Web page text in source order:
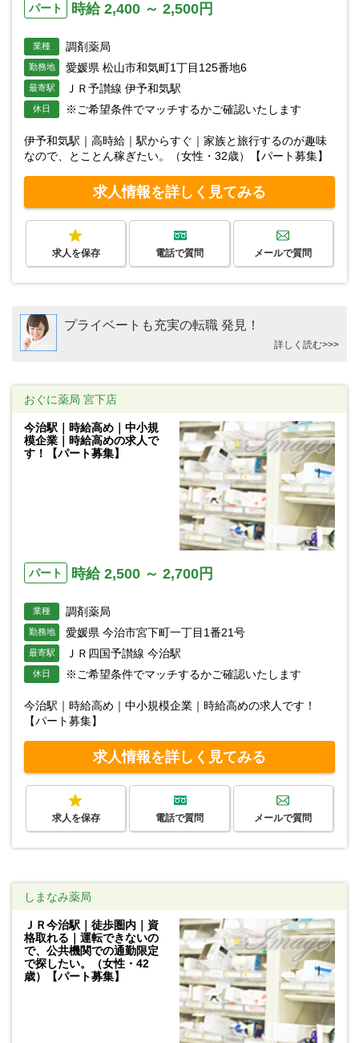
パート 時給 2,400 ～ 2,500円
業種 調剤薬局
勤務地 愛媛県 松山市和気町1丁目125番地6
最寄駅 ＪＲ予讃線 伊予和気駅
休日 ※ご希望条件でマッチするかご確認いたします
伊予和気駅｜高時給｜駅からすぐ｜家族と旅行するのが趣味
なので、とことん稼ぎたい。（女性・32歳）【パート募集】
求人情報を詳しく見てみる
求人を保存 電話で質問 メールで質問
プライベートも充実の転職 発見！
詳しく読む>>>
おぐに薬局 宮下店
今治駅｜時給高め｜中小規
模企業｜時給高めの求人で
す！【パート募集】
パート 時給 2,500 ～ 2,700円
業種 調剤薬局
勤務地 愛媛県 今治市宮下町一丁目1番21号
最寄駅 ＪＲ四国予讃線 今治駅
休日 ※ご希望条件でマッチするかご確認いたします
今治駅｜時給高め｜中小規模企業｜時給高めの求人です！
【パート募集】
求人情報を詳しく見てみる
求人を保存 電話で質問 メールで質問
しまなみ薬局
ＪＲ今治駅｜徒歩圏内｜資
格取れる｜運転できないの
で、公共機関での通勤限定
で探したい。（女性・42
歳）【パート募集】